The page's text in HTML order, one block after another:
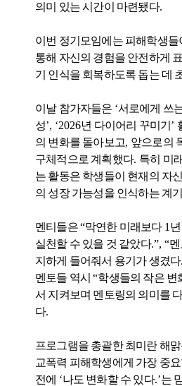
의미 있는 시간이 마련됐다.
이번 정기모임에는 피해학생
통해 자신의 경험을 안전하게
기 인식을 회복하도록 돕는 데
이날 참가자들은 ‘서로에게 쓰
성’, ‘2026년 다이어리 꾸미기 ’
의 변화를 돌아보고, 앞으로의
구체적으로 계획했다. 특히 미
는 활동은 학생들이 현재의 자
의 성장 가능성을 인식하는 계
멘티들은“막연한 미래보다 1
실천할 수 있을 것 같았다.”, “멘
지하게 들어줘서 용기가 생겼다
멘토들 역시“학생들의 작은 변
서 지켜보며 멘토링의 의미를
다.
프로그램을 총괄한 최미란 해
교폭력 피해학생에게 가장 중요
전에 ‘나도 변화할 수 있다.’는